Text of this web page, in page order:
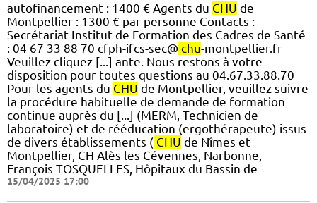
autofinancement : 1400 € Agents du CHU de
Montpellier : 1300 € par personne Contacts :
Secrétariat Institut de Formation des Cadres de Santé
: 04 67 33 88 70 cfph-ifcs-sec@ chu-montpellier.fr
Veuillez cliquez [...] ante. Nous restons à votre
disposition pour toutes questions au 04.67.33.88.70
Pour les agents du CHU de Montpellier, veuillez suivre
la procédure habituelle de demande de formation
continue auprès du [...] (MERM, Technicien de
laboratoire) et de rééducation (ergothérapeute) issus
de divers établissements ( CHU de Nîmes et
Montpellier, CH Alès les Cévennes, Narbonne,
François TOSQUELLES, Hôpitaux du Bassin de
15/04/2025 17:00